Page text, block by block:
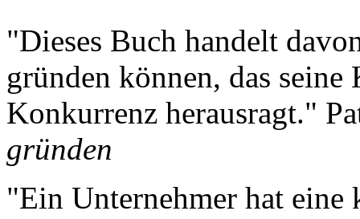
"Dieses Buch handelt
gründen können, das
Konkurrenz herausragt."
gründen
"Ein Unternehmer hat eine